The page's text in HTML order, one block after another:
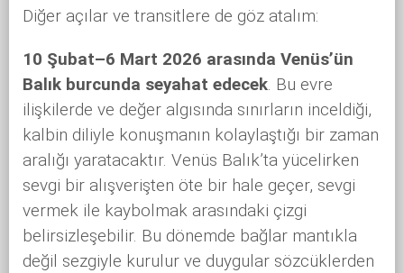
Diğer açılar ve transitlere de göz atalım:
10 Şubat–6 Mart 2026 arasında Venüs’ün
Balık burcunda seyahat edecek. Bu evre
ilişkilerde ve değer algısında sınırların inceldiği,
kalbin diliyle konuşmanın kolaylaştığı bir zaman
aralığı yaratacaktır. Venüs Balık’ta yücelirken
sevgi bir alışverişten öte bir hale geçer, sevgi
vermek ile kaybolmak arasındaki çizgi
belirsizleşebilir. Bu dönemde bağlar mantıkla
değil sezgiyle kurulur ve duygular sözcüklerden